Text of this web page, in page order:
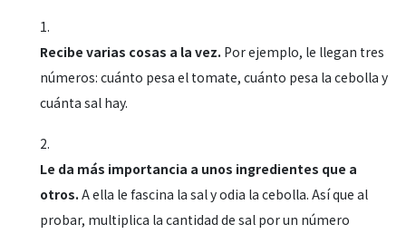
Recibe varias cosas a la vez. Por ejemplo, le llegan tres
números: cuánto pesa el tomate, cuánto pesa la cebolla y
cuánta sal hay.
Le da más importancia a unos ingredientes que a
otros. A ella le fascina la sal y odia la cebolla. Así que al
probar, multiplica la cantidad de sal por un número